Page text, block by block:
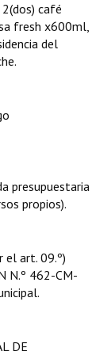
café
fresh x600ml,
del
presupuestaria
propios).
el art. 09.º)
N.º 462-CM-
DE